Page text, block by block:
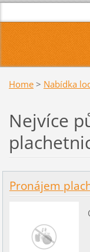
Home > Nabídka
Nejvíce
Pronájem